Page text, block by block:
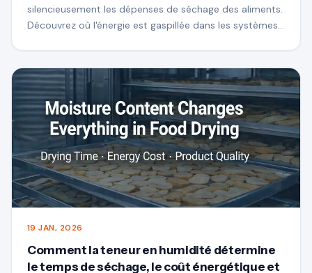
silencieusement les dépenses de séchage des aliments.
Découvrez où l'énergie est gaspillée dans les systèmes
technologie de séchage et une conception de système
plus intelligentes.
19 JAN, 2026
Comment la teneur en humidité détermine
le temps de séchage, le coût énergétique et